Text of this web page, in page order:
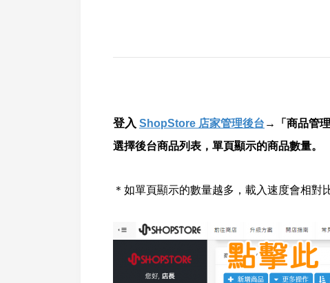
登入 ShopStore 店家管理後台 →「商品管
選擇後台商品列表，單頁顯示的商品數量。
＊如單頁顯示的數量越多，載入速度會相對